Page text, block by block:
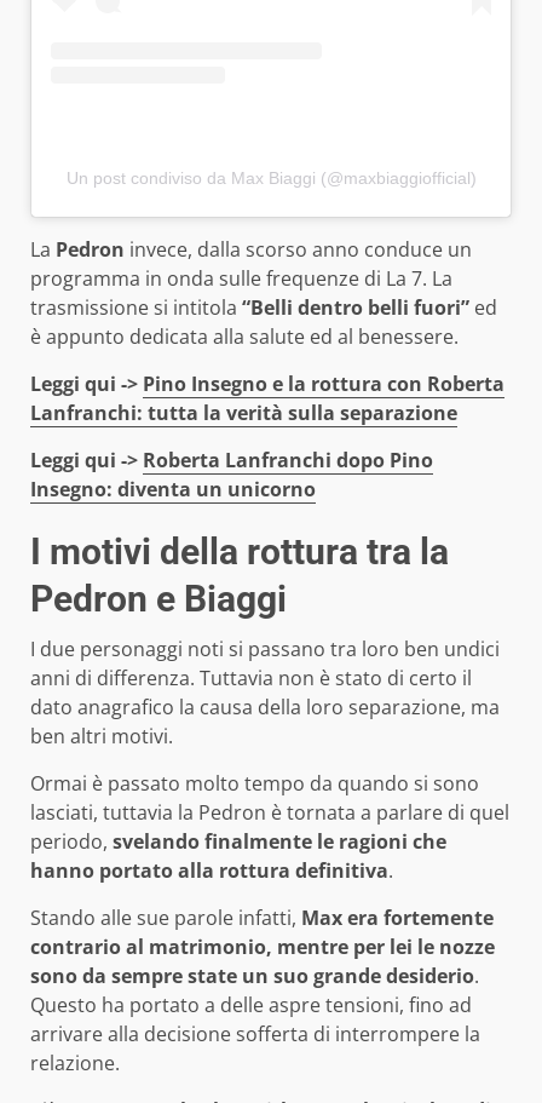
Un post condiviso da Max Biaggi (@maxbiaggiofficial)
La Pedron invece, dalla scorso anno conduce un
programma in onda sulle frequenze di La 7. La
trasmissione si intitola “Belli dentro belli fuori” ed
è appunto dedicata alla salute ed al benessere.
Leggi qui -> Pino Insegno e la rottura con Roberta
Lanfranchi: tutta la verità sulla separazione
Leggi qui -> Roberta Lanfranchi dopo Pino
Insegno: diventa un unicorno
I motivi della rottura tra la
Pedron e Biaggi
I due personaggi noti si passano tra loro ben undici
anni di differenza. Tuttavia non è stato di certo il
dato anagrafico la causa della loro separazione, ma
ben altri motivi.
Ormai è passato molto tempo da quando si sono
lasciati, tuttavia la Pedron è tornata a parlare di quel
periodo, svelando finalmente le ragioni che
hanno portato alla rottura definitiva.
Stando alle sue parole infatti, Max era fortemente
contrario al matrimonio, mentre per lei le nozze
sono da sempre state un suo grande desiderio.
Questo ha portato a delle aspre tensioni, fino ad
arrivare alla decisione sofferta di interrompere la
relazione.